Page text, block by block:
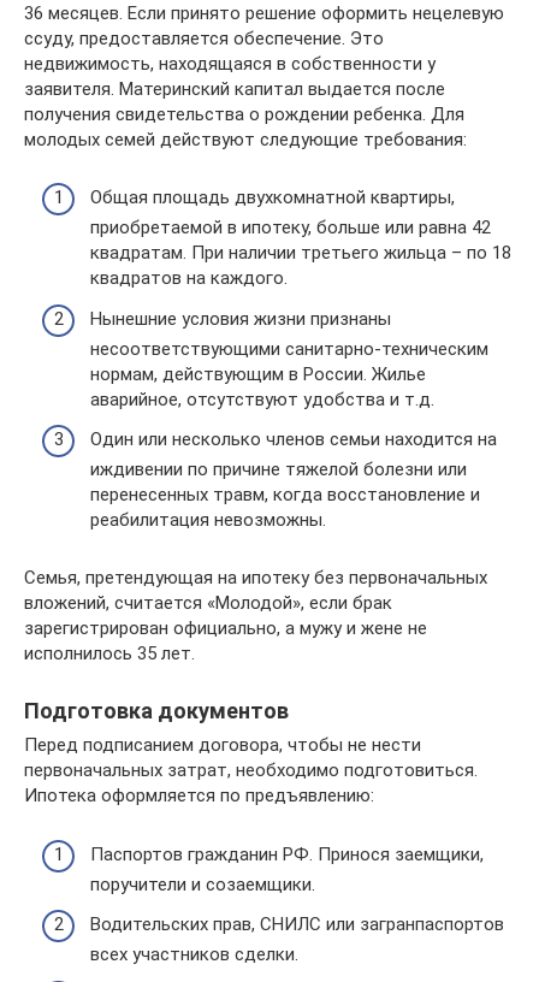
36 месяцев. Если принято решение оформить нецелевую
ссуду, предоставляется обеспечение. Это
недвижимость, находящаяся в собственности у
заявителя. Материнский капитал выдается после
получения свидетельства о рождении ребенка. Для
молодых семей действуют следующие требования:
Общая площадь двухкомнатной квартиры,
приобретаемой в ипотеку, больше или равна 42
квадратам. При наличии третьего жильца – по 18
квадратов на каждого.
Нынешние условия жизни признаны
несоответствующими санитарно-техническим
нормам, действующим в России. Жилье
аварийное, отсутствуют удобства и т.д.
Один или несколько членов семьи находится на
иждивении по причине тяжелой болезни или
перенесенных травм, когда восстановление и
реабилитация невозможны.
Семья, претендующая на ипотеку без первоначальных
вложений, считается «Молодой», если брак
зарегистрирован официально, а мужу и жене не
исполнилось 35 лет.
Подготовка документов
Перед подписанием договора, чтобы не нести
первоначальных затрат, необходимо подготовиться.
Ипотека оформляется по предъявлению:
Паспортов гражданин РФ. Принося заемщики,
поручители и созаемщики.
Водительских прав, СНИЛС или загранпаспортов
всех участников сделки.